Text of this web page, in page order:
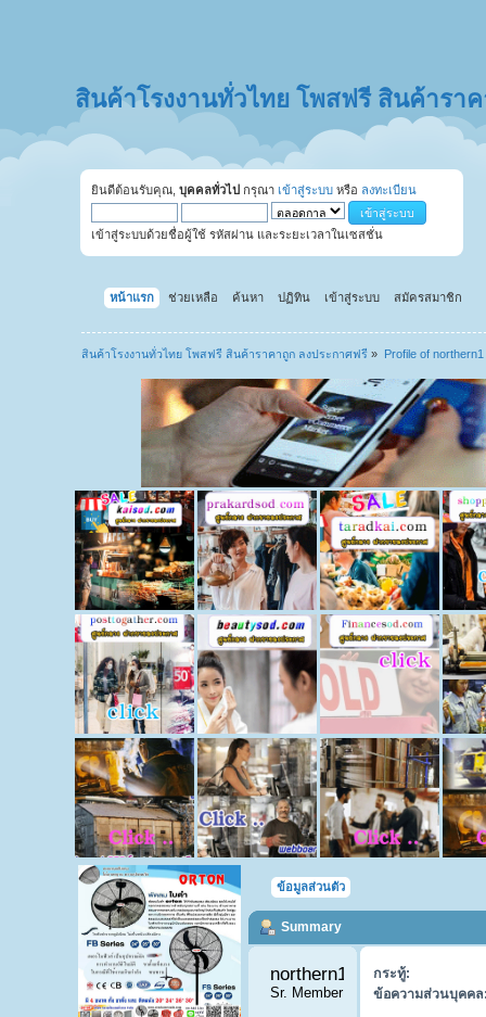
สินค้าโรงงานทั่วไทย โพสฟรี สินค้ารา
ยินดีต้อนรับคุณ, บุคคลทั่วไป กรุณา เข้าสู่ระบบ หรือ ลงทะเบียน
เข้าสู่ระบบด้วยชื่อผู้ใช้ รหัสผ่าน และระยะเวลาในเซสชั่น
หน้าแรก ช่วยเหลือ ค้นหา ปฏิทิน เข้าสู่ระบบ สมัครสมาชิก
สินค้าโรงงานทั่วไทย โพสฟรี สินค้าราคาถูก ลงประกาศฟรี » Profile of northern1
ข้อมูลส่วนตัว
Summary
Sr. Member
กระทู้:
ข้อความส่วนบุคคล